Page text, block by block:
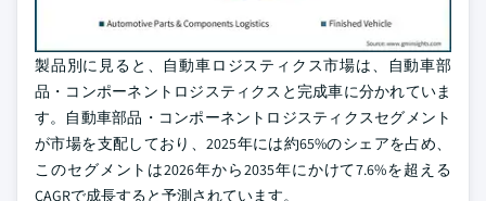
製品別に見ると、自動車ロジスティクス市場は、自動車部
品・コンポーネントロジスティクスと完成車に分かれていま
す。自動車部品・コンポーネントロジスティクスセグメント
が市場を支配しており、2025年には約65%のシェアを占め、
このセグメントは2026年から2035年にかけて7.6%を超える
CAGRで成長すると予測されています。